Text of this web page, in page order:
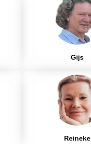
Gijs
Reineke